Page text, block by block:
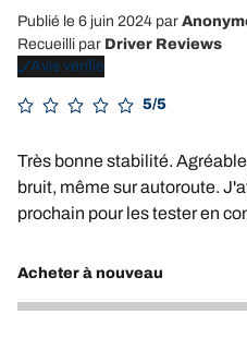
Publié le 6 juin 2024 par
Recueilli par Driver Reviews
Avis vérifié
5/5
Très bonne stabilité.
bruit, même sur autoroute.
prochain pour les tester en
Acheter à nouveau
5